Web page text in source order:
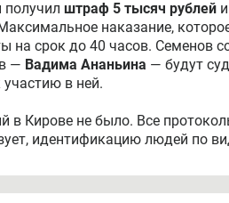
штраф 5 тысяч рублей
наказание,
на срок до 40 часов. Семенов
— Вадима Ананьина — будут
в ней.
в Кирове не было. Все
идентификацию людей по